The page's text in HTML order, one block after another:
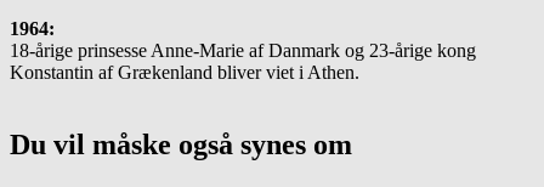
1964:
18-årige prinsesse Anne-Marie af Danmark og 23-årige kong
Konstantin af Grækenland bliver viet i Athen.
Du vil måske også synes om